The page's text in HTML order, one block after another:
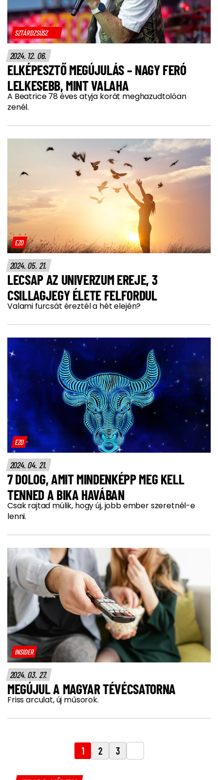
SZTÁRDZSÚSZ
2024. 12. 06.
ELKÉPESZTŐ MEGÚJULÁS – NAGY FERÓ
LELKESEBB, MINT VALAHA
A Beatrice 78 éves atyja korát meghazudtolóan
zenél.
EZO
2024. 05. 21.
LECSAP AZ UNIVERZUM EREJE, 3
CSILLAGJEGY ÉLETE FELFORDUL
Valami furcsát éreztél a hét elején?
EZO
2024. 04. 21.
7 DOLOG, AMIT MINDENKÉPP MEG KELL
TENNED A BIKA HAVÁBAN
Csak rajtad múlik, hogy új, jobb ember szeretnél-e
lenni.
INSIDER
2024. 03. 27.
MEGÚJUL A MAGYAR TÉVÉCSATORNA
Friss arculat, új műsorok.
1 2 3